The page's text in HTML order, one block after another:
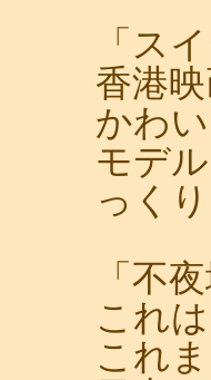
「ス
香港
かわ
モデ
っくり
「不夜
これ
これ